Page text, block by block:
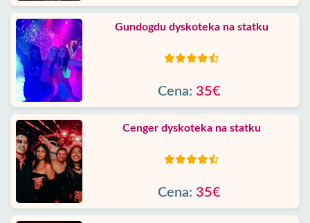
Gundogdu dyskoteka na statku
Cena: 35€
Cenger dyskoteka na statku
Cena: 35€